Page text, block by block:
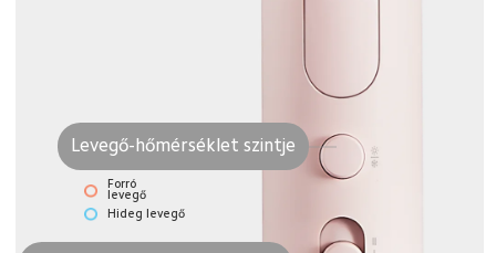
Levegő-hőmérséklet szintje
Forró
levegő
Hideg levegő